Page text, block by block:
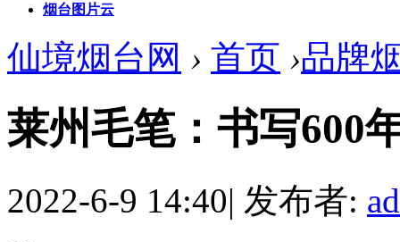
烟台图片云
仙境烟台网 › 首页 ›品牌
莱州毛笔：书写600
2022-6-9 14:40| 发布者: